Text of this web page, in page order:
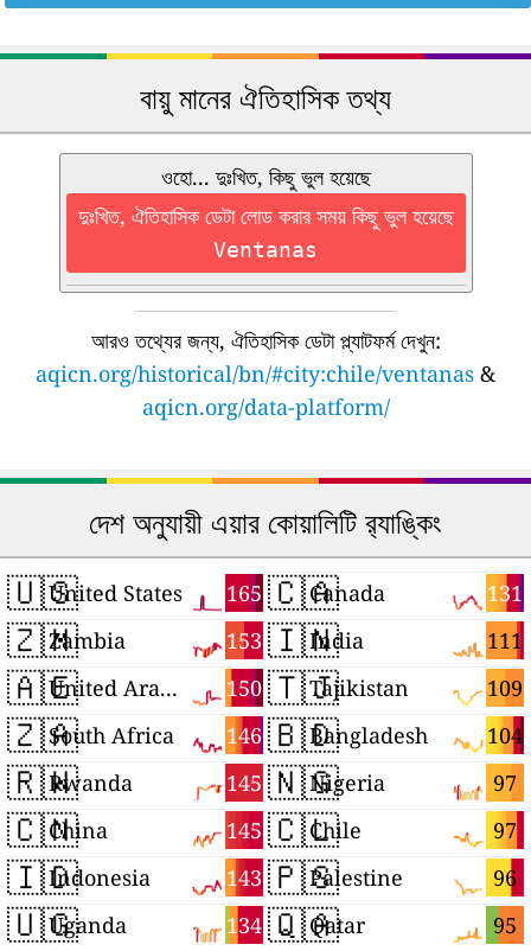
বায়ু মানের ঐতিহাসিক তথ্য
ওহো... দুঃখিত, কিছু ভুল হয়েছে
দুঃখিত, ঐতিহাসিক ডেটা লোড করার সময় কিছু ভুল হয়েছে
Ventanas
আরও তথ্যের জন্য, ঐতিহাসিক ডেটা প্ল্যাটফর্ম দেখুন:
aqicn.org/historical/bn/#city:chile/ventanas &
aqicn.org/data-platform/
দেশ অনুযায়ী এয়ার কোয়ালিটি র‍্যাঙ্কিং
🇺🇸 165
United States
🇿🇲 153
Zambia
🇦🇪 150
United Arab Emirates
🇿🇦 146
South Africa
🇷🇼 145
Rwanda
🇨🇳 145
China
🇮🇩 143
Indonesia
🇺🇬 134
Uganda
🇨🇦 131
Canada
🇮🇳 111
India
🇹🇯 109
Tajikistan
🇧🇩 104
Bangladesh
🇳🇬 97
Nigeria
🇨🇱 97
Chile
🇵🇸 96
Palestine
🇶🇦 95
Qatar